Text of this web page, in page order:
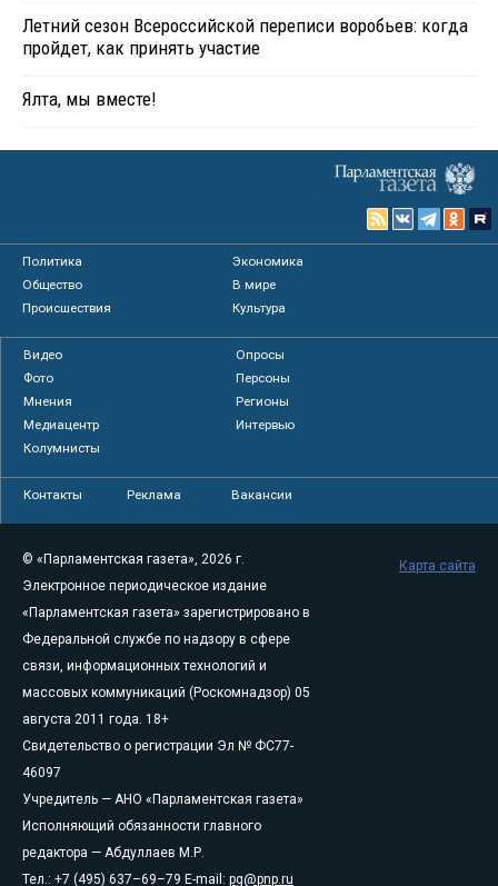
Летний сезон Всероссийской переписи воробьев: когда
пройдет, как принять участие
Ялта, мы вместе!
Политика
Экономика
Общество
В мире
Происшествия
Культура
Видео
Опросы
Фото
Персоны
Мнения
Регионы
Медиацентр
Интервью
Колумнисты
Контакты Реклама Вакансии
© «Парламентская газета», 2026 г.
Электронное периодическое издание
«Парламентская газета» зарегистрировано в
Федеральной службе по надзору в сфере
связи, информационных технологий и
массовых коммуникаций (Роскомнадзор) 05
августа 2011 года. 18+
Свидетельство о регистрации Эл № ФС77-
46097
Учредитель — АНО «Парламентская газета»
Исполняющий обязанности главного
редактора — Абдуллаев М.Р.
Тел.: +7 (495) 637–69–79 E-mail: pg@pnp.ru
Карта сайта